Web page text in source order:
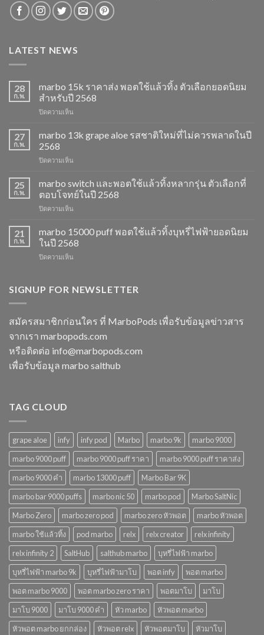
LATEST NEWS
28
ก.พ.
marbo 15k ราคาส่ง พอตใช้แล้วทิ้ง ตัวเลือกยอดนิยม
สำหรับปี 2568
ปิดความเห็น
15k
ราคา
พอต
แล้ว
ทิ้ง
เลือก
นิยม
สำหรับ
2568
27
ก.พ.
marbo 13k grape aloe รสชาติใหม่ที่ไม่ควรพลาดในปี
2568
ปิดความเห็น
13k
grape
aloe
รสชาติ
ที่
ไม่
พลาด
25
ก.พ.
marbo switch และพอตใช้แล้วทิ้งหลากรุ่น ตัวเลือกที่
ตอบโจทย์ในปี 2568
ปิดความเห็น
switch
และ
พอต
ใช้
หลาก
เลือก
ตอบ
โจทย์
ในปี
2568
21
ก.พ.
marbo 15000 puff พอตใช้แล้วทิ้งบุหรี่ไฟฟ้ายอดนิยม
ในปี 2568
ปิดความเห็น
puff
แล้ว
ทิ้ง
บุหรี่
ยอด
นิยม
SIGNUP FOR NEWSLETTER
สมัครสมาชิกก่อนใคร ที่ MarboPods เพื่อรับข้อมูลข่าวสาร
จากเรา marbopods.com
หรือติดต่อ info@marbopods.com
เพื่อรับข้อมูล marbo salthub
TAG CLOUD
grape aloe infy infy pod Marbo marbo 9k
marbo 9000
marbo 9000 puff
marbo 9000 puff ราคา
marbo 9000 puff ราคาส่ง
marbo 9000 คํา
marbo 13000 puff
Marbo Bar 9K
marbo bar 9000 puffs
marbo nic 50 marbo pod
Marbo SaltNic
Marbo Zero
marbo zero pod marbo zero หัวพอต
marbo หัวพอต
marbo ใช้แล้วทิ้ง
pod marbo relx relx creator
relx infinity
relx infinity 2
SaltHub salthub marbo
บุหรี่ไฟฟ้า marbo
บุหรี่ไฟฟ้า marbo 9k
บุหรี่ไฟฟ้ามาโบ พอต infy
พอต marbo
พอต marbo 9000
พอต marbo zero ราคา พอตมาโบ
มาโบ
มาโบ 9000
มาโบ 9000 คํา หัว marbo
หัวพอต marbo
หัวพอต marbo ยกกล่อง
หัวพอต relx หัวพอตมาโบ หัวมาโบ